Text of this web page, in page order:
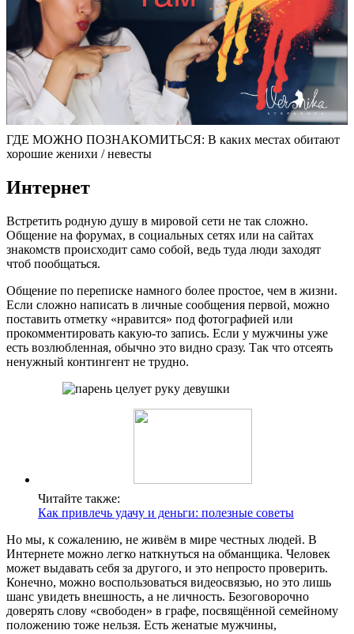
ГДЕ МОЖНО ПОЗНАКОМИТЬСЯ: В каких местах обитают
хорошие женихи / невесты
Интернет
Встретить родную душу в мировой сети не так сложно.
Общение на форумах, в социальных сетях или на сайтах
знакомств происходит само собой, ведь туда люди заходят
чтоб пообщаться.
Общение по переписке намного более простое, чем в жизни.
Если сложно написать в личные сообщения первой, можно
поставить отметку «нравится» под фотографией или
прокомментировать какую-то запись. Если у мужчины уже
есть возлюбленная, обычно это видно сразу. Так что отсеять
ненужный контингент не трудно.
Читайте также:
Как привлечь удачу и деньги: полезные советы
Но мы, к сожалению, не живём в мире честных людей. В
Интернете можно легко наткнуться на обманщика. Человек
может выдавать себя за другого, и это непросто проверить.
Конечно, можно воспользоваться видеосвязью, но это лишь
шанс увидеть внешность, а не личность. Безоговорочно
доверять слову «свободен» в графе, посвящённой семейному
положению тоже нельзя. Есть женатые мужчины,